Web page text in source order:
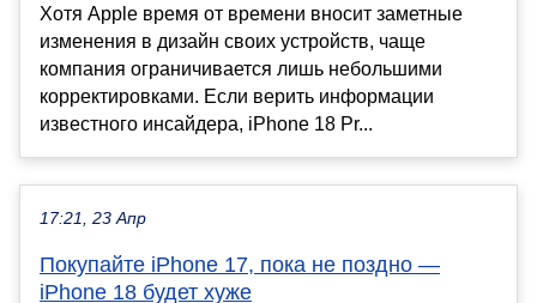
Хотя Apple время от времени вносит заметные
изменения в дизайн своих устройств, чаще
компания ограничивается лишь небольшими
корректировками. Если верить информации
известного инсайдера, iPhone 18 Pr...
17:21, 23 Апр
Покупайте iPhone 17, пока не поздно —
iPhone 18 будет хуже